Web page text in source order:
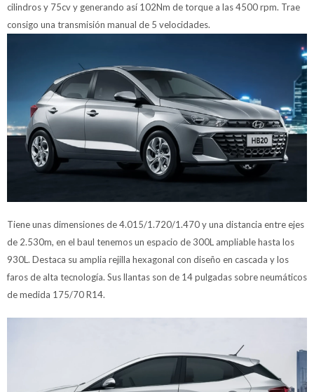
cilindros y 75cv y generando así 102Nm de torque a las 4500 rpm. Trae
consigo una transmisión manual de 5 velocidades.
Tiene unas dimensiones de 4.015/1.720/1.470 y una distancia entre ejes
de 2.530m, en el baul tenemos un espacio de 300L ampliable hasta los
930L. Destaca su amplia rejilla hexagonal con diseño en cascada y los
faros de alta tecnología. Sus llantas son de 14 pulgadas sobre neumáticos
de medida 175/70 R14.